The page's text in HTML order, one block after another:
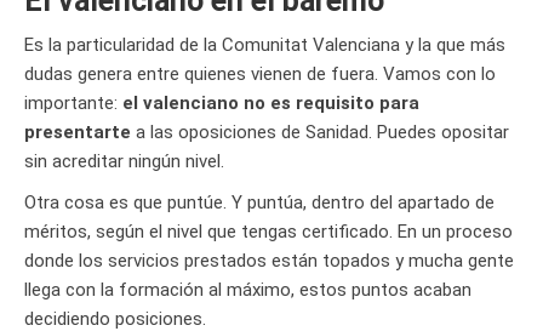
Es la particularidad de la Comunitat Valenciana y la que más
dudas genera entre quienes vienen de fuera. Vamos con lo
importante: el valenciano no es requisito para
presentarte a las oposiciones de Sanidad. Puedes opositar
sin acreditar ningún nivel.
Otra cosa es que puntúe. Y puntúa, dentro del apartado de
méritos, según el nivel que tengas certificado. En un proceso
donde los servicios prestados están topados y mucha gente
llega con la formación al máximo, estos puntos acaban
decidiendo posiciones.